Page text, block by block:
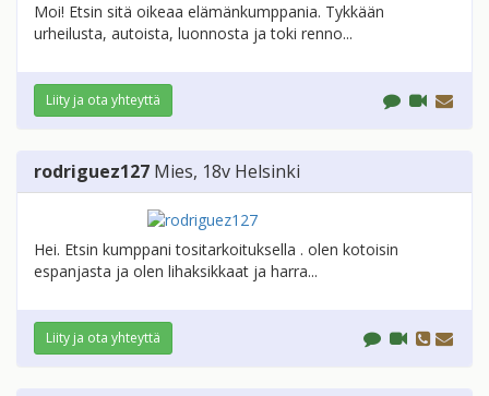
Moi! Etsin sitä oikeaa elämänkumppania. Tykkään
urheilusta, autoista, luonnosta ja toki renno...
Liity ja ota yhteyttä
rodriguez127 Mies, 18v Helsinki
Hei. Etsin kumppani tositarkoituksella . olen kotoisin
espanjasta ja olen lihaksikkaat ja harra...
Liity ja ota yhteyttä